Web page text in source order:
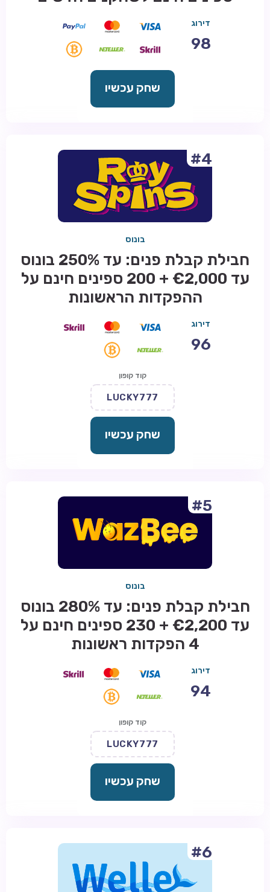
דירוג
98
שחק עכשיו
#4
בונוס
חבילת קבלת פנים: עד 250% בונוס
עד €2,000 + 200 ספינים חינם על
ההפקדות הראשונות
דירוג
96
קוד קופון
LUCKY777
שחק עכשיו
#5
בונוס
חבילת קבלת פנים: עד 280% בונוס
עד €2,200 + 230 ספינים חינם על
4 הפקדות ראשונות
דירוג
94
קוד קופון
LUCKY777
שחק עכשיו
#6